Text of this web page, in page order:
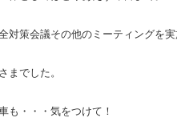
対策会議その他のミーティングを
までした。
も・・・気をつけて！